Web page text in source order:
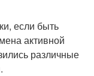
если быть
активной
различные